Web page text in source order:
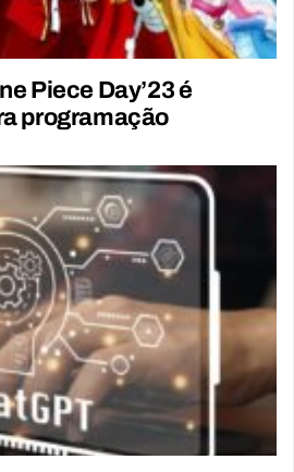
Piece Day’23 é
programação